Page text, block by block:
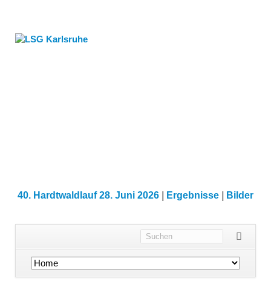
40. Hardtwaldlauf 28. Juni 2026 Ergebnisse Bilder
Navigation